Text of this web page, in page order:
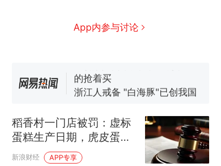
App内参与讨论
新 全球唯一没有法定首都的国
家，刚改国名，总统就邀请中
浙江人戒备 "白海豚"已创我国
纪录 带来严重影响
母瘫痪 轰-6J实力有多强？
泰州父亲的手写家书遗失30
年，网友淘到后寄给女儿：花
鸟市场搬了，但爱还在
热
十多万人报名的考试，成绩
稻香村一门店被罚：虚标
蛋糕生产日期，虎皮蛋糕
两个保质期相差75天
新浪财经 APP专享